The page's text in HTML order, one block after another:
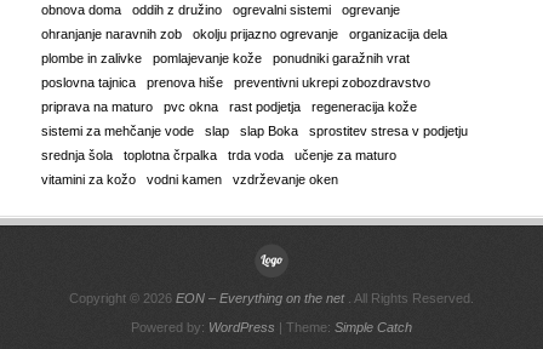
obnova doma oddih z družino ogrevalni sistemi
ogrevanje
ohranjanje naravnih zob
okolju prijazno ogrevanje
organizacija dela
plombe in zalivke
pomlajevanje kože
ponudniki garažnih vrat
poslovna tajnica
prenova hiše
preventivni ukrepi zobozdravstvo
priprava na maturo
pvc okna rast podjetja
regeneracija kože
sistemi za mehčanje vode
slap slap Boka
sprostitev stresa v podjetju
srednja šola
toplotna črpalka trda voda
učenje za maturo
vitamini za kožo
vodni kamen vzdrževanje oken
Copyright © 2026 EON – Everything on the net. All Rights Reserved.
Powered by: WordPress | Theme: Simple Catch